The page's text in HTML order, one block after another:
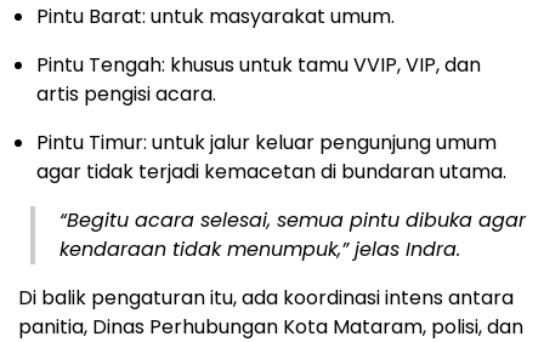
Pintu Barat: untuk masyarakat umum.
Pintu Tengah: khusus untuk tamu VVIP, VIP, dan
artis pengisi acara.
Pintu Timur: untuk jalur keluar pengunjung umum
agar tidak terjadi kemacetan di bundaran utama.
“Begitu acara selesai, semua pintu dibuka agar
kendaraan tidak menumpuk,” jelas Indra.
Di balik pengaturan itu, ada koordinasi intens antara
panitia, Dinas Perhubungan Kota Mataram, polisi, dan